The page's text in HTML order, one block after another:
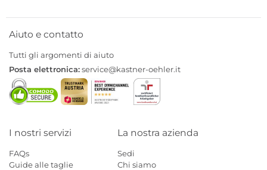
Aiuto e contatto
Tutti gli argomenti di aiuto
Posta elettronica:service@kastner-oehler.it
I nostri servizi
FAQs
Guide alle taglie
La nostra azienda
Sedi
Chi siamo